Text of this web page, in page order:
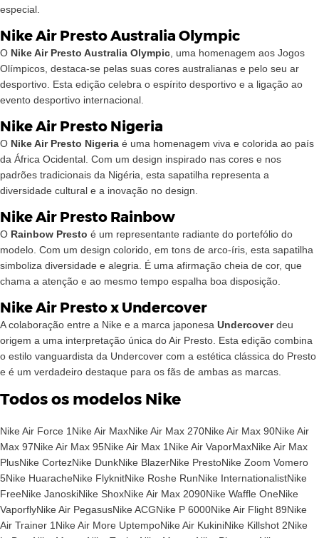
especial.
Nike Air Presto Australia Olympic
O Nike Air Presto Australia Olympic , uma homenagem aos Jogos
Olímpicos, destaca-se pelas suas cores australianas e pelo seu ar
desportivo. Esta edição celebra o espírito desportivo e a ligação ao
evento desportivo internacional.
Nike Air Presto Nigeria
O Nike Air Presto Nigeria é uma homenagem viva e colorida ao país
da África Ocidental. Com um design inspirado nas cores e nos
padrões tradicionais da Nigéria, esta sapatilha representa a
diversidade cultural e a inovação no design.
Nike Air Presto Rainbow
O Rainbow Presto é um representante radiante do portefólio do
modelo. Com um design colorido, em tons de arco-íris, esta sapatilha
simboliza diversidade e alegria. É uma afirmação cheia de cor, que
chama a atenção e ao mesmo tempo espalha boa disposição.
Nike Air Presto x Undercover
A colaboração entre a Nike e a marca japonesa Undercoverdeu
origem a uma interpretação única do Air Presto. Esta edição combina
o estilo vanguardista da Undercover com a estética clássica do Presto
e é um verdadeiro destaque para os fãs de ambas as marcas.
Todos os modelos Nike
Nike Air Force 1 Nike Air MaxNike Air Max 270Nike Air Max 90Nike Air
Max 97Nike Air Max 95Nike Air Max 1 Nike Air VaporMaxNike Air Max
PlusNike CortezNike DunkNike BlazerNike PrestoNike Zoom Vomero
5Nike HuaracheNike FlyknitNike Roshe RunNike InternationalistNike
FreeNike JanoskiNike ShoxNike Air Max 2090Nike Waffle OneNike
VaporflyNike Air PegasusNike ACGNike P 6000Nike Air Flight 89Nike
Air Trainer 1 Nike Air More UptempoNike Air KukiniNike Killshot 2Nike